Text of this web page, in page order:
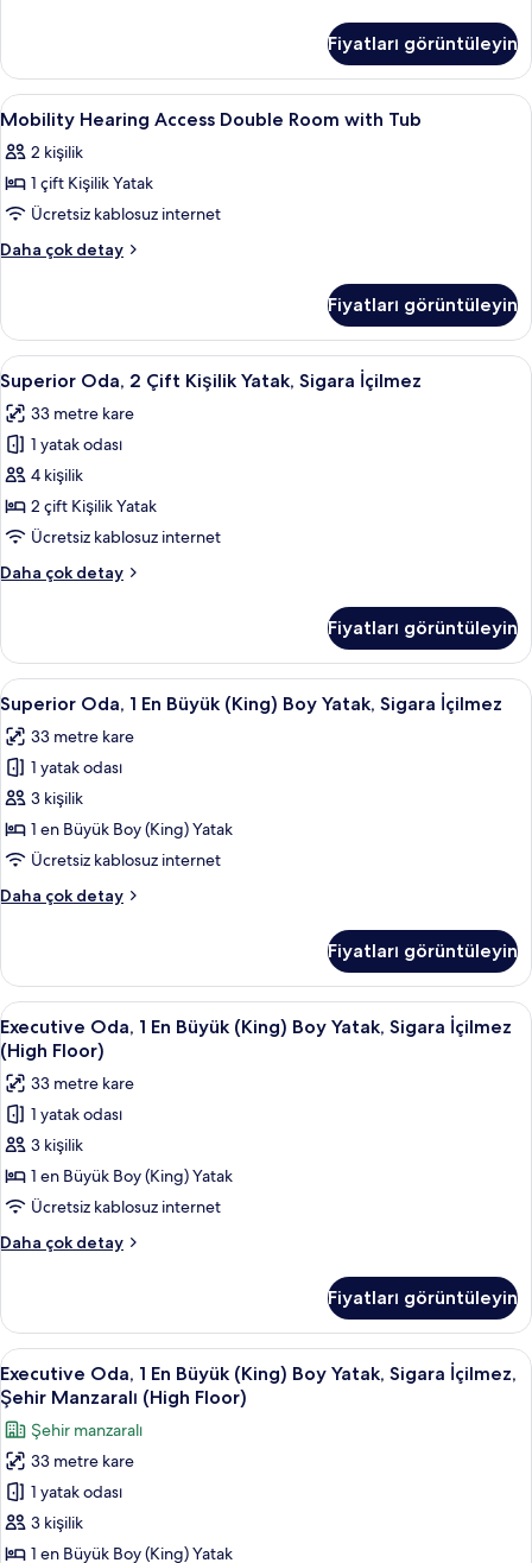
daha
fazla
detay
Fiyatları görüntüleyin
Mobility
Hearing
Access
Double
Room
with
tüm
fotoğrafları
görün
Kaliteli yatak takımı, odada kasa, masa
1
Mobility Hearing Access Double Room with Tub
2 kişilik
1 çift Kişilik Yatak
Ücretsiz kablosuz internet
Daha çok detay
Mobility
Room
with
Tub
hakkında
daha
fazla
detay
Fiyatları görüntüleyin
Superior
Oda,
2
Çift
Kişilik
Yatak,
Sigara
için
görün
Kaliteli yatak takımı, odada kasa, masa
5
Superior Oda, 2 Çift Kişilik Yatak, Sigara İçilmez
33 metre kare
1 yatak odası
4 kişilik
2 çift Kişilik Yatak
Ücretsiz kablosuz internet
Daha çok detay
Superior
Kişilik
Yatak,
Sigara
İçilmez
hakkında
daha
fazla
detay
Fiyatları görüntüleyin
Superior
Oda,
1
En
Büyük
(King)
Boy
Sigara
tüm
fotoğrafları
görün
Superior Oda, 1 En Büyük (King) Boy
4
Superior Oda, 1 En Büyük (King) Boy Yatak, Sigara İçilmez
33 metre kare
1 yatak odası
3 kişilik
1 en Büyük Boy (King) Yatak
Ücretsiz kablosuz internet
Daha çok detay
Superior
Büyük
(King)
Boy
Yatak,
Sigara
İçilmez
hakkında
daha
fazla
detay
Fiyatları görüntüleyin
Executive
Oda,
1
En
Büyük
(King)
Boy
Yatak,
Sigara
İçilmez
Floor)
için
tüm
fotoğrafları
görün
Kaliteli yatak takımı, odada kasa, masa
6
Executive Oda, 1 En Büyük (King) Boy Yatak, Sigara İçilmez
(High Floor)
33 metre kare
1 yatak odası
3 kişilik
1 en Büyük Boy (King) Yatak
Ücretsiz kablosuz internet
Daha çok detay
Executive
Büyük
(King)
Boy
Yatak,
Sigara
İçilmez
(High
Floor)
hakkında
daha
Fiyatları görüntüleyin
Executive
Oda,
1
En
Büyük
(King)
Boy
Yatak,
Kaliteli yatak takımı, odada kasa, masa
5
Executive Oda, 1 En Büyük (King) Boy Yatak, Sigara İçilmez,
Şehir Manzaralı (High Floor)
Şehir manzaralı
33 metre kare
1 yatak odası
3 kişilik
1 en Büyük Boy (King) Yatak